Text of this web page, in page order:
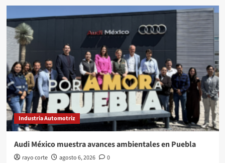
Industria Automotriz
Audi México muestra avances ambientales en Puebla
rayo corte agosto 6, 2026 0